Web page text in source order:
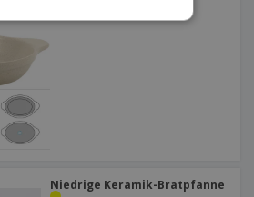
Niedrige Keramik-Bratpfanne